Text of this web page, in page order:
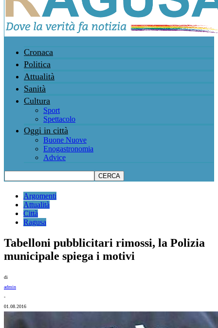
Cronaca
Politica
Attualità
Sanità
Cultura
Sport
Spettacolo
Oggi in città
Buone Nuove
Enogastronomia
Advice
Argomenti
Attualità
Città
Ragusa
Tabelloni pubblicitari rimossi, la Polizia
municipale spiega i motivi
di
admin
-
01.08.2016